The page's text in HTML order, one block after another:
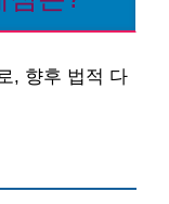
, 향후 법적 다